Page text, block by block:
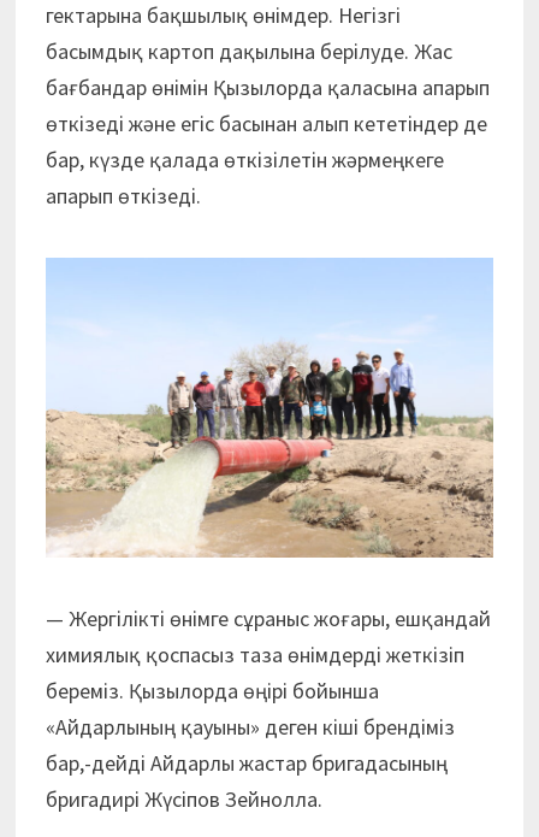
гектарына бақшылық өнімдер. Негізгі
басымдық картоп дақылына берілуде. Жас
бағбандар өнімін Қызылорда қаласына апарып
өткізеді және егіс басынан алып кететіндер де
бар, күзде қалада өткізілетін жәрмеңкеге
апарып өткізеді.
— Жергілікті өнімге сұраныс жоғары, ешқандай
химиялық қоспасыз таза өнімдерді жеткізіп
береміз. Қызылорда өңірі бойынша
«Айдарлының қауыны» деген кіші брендіміз
бар,-дейді Айдарлы жастар бригадасының
бригадирі Жүсіпов Зейнолла.